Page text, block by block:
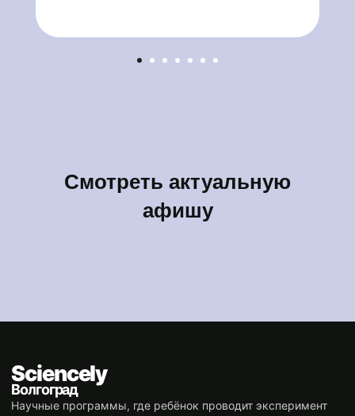
Смотреть актуальную
афишу
Sciencely
Волгоград
Научные программы, где ребёнок проводит эксперимент